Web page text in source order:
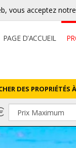
vous acceptez
PAGE D'ACCUEIL
DES